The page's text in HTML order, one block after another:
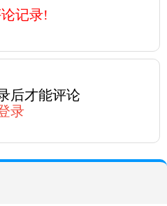
记录!
后才能评论
录